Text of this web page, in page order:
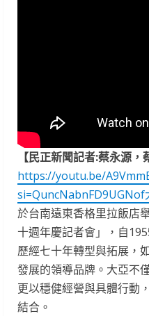
【民正新聞記者:蔡永源，
https://youtu.be/
si=QuncNabnFD9UGNof
於台南遠東香格里拉飯店
十週年慶記者會」，自
歷經七十年轉型與拓展，
發展的領導品牌。大亞不
更以穩健經營與具體行動
結合。